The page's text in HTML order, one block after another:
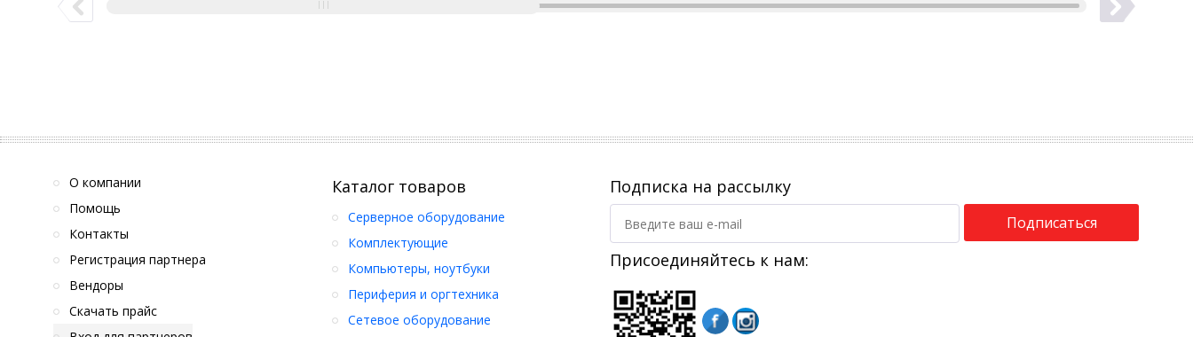
О компании
Помощь
Контакты
Регистрация партнера
Вендоры
Скачать прайс
Каталог товаров
Серверное оборудование
Комплектующие
Компьютеры, ноутбуки
Периферия и оргтехника
Сетевое оборудование
Подписка на рассылку
Подписаться
Присоединяйтесь к нам: